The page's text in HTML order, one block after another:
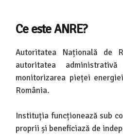
Ce este ANRE?
Autoritatea Națională de
autoritatea
monitorizarea pieței
România.
Instituția funcționează sub
proprii și beneficiază de